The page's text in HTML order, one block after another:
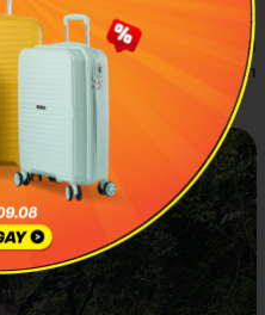
tại thác Tình Yêu sẽ lập tức
đây rất thích hợp với những
thực của đời mình. Mình